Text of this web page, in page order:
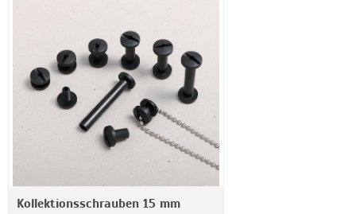
Kollektionsschrauben 15 mm